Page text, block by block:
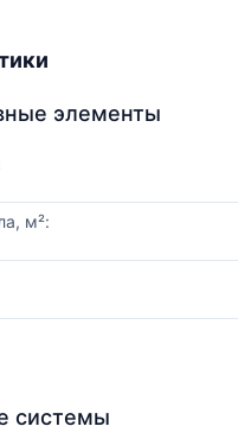
элементы
м²:
системы